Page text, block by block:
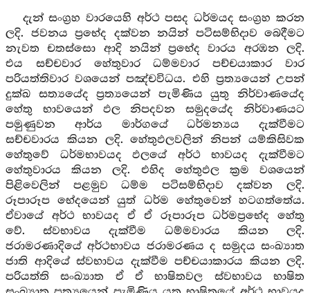
දැන් සංග්‍රහ වාරයෙහි අර්ථ පසද ධර්මයද සංග්‍රහ කරන
ලදි. ජවනය ප්‍රභේද දක්වන නයින් පටිසම්භිදාව බෙදීමට
නැවත චතස්සො ආදි නයින් ප්‍රභේද වාරය අරඹන ලදි.
එය සච්චවාර හේතුවාර ධම්මවාර පච්චයාකාර වාර
පරියත්තිවාර වශයෙන් පඤ්චවිධය. එහි ප්‍රත්‍යයෙන් උපන්
දුක්ඛ සත්‍යයේද ප්‍රත්‍යයෙන් පැමිණිය යුතු නිර්වාණයේද
හේතු භාවයෙන් ඵල නිපදවන සමුදයේද නිර්වාණයට
පමුණුවන ආර්ය මාර්ගයේ ධර්මන්‍යය දැක්වීමට
සච්චවාරය කියන ලදි. හේතුඵලවලින් නිපන් යම්කිසිවක
හේතුවේ ධර්මභාවයද ඵලයේ අර්ථ භාවයද දැක්වීමට
හේතුවාරය කියන ලදි. එහිද හේතුඵල ක්‍රම වශයෙන්
පිළිවෙලින් පළමුව ධම්ම පටිසම්භිදාව දක්වන ලදි.
රූපාරූප භේදයෙන් යුත් ධර්ම හේතුවෙන් හටගත්තේය.
ඒවායේ අර්ථ භාවයද ඒ ඒ රූපාරූප ධර්මප්‍රභේද හේතු
වේ. ස්වභාවය දැක්වීම ධම්මවාරය කියන ලදි.
ජරාමරණාදියේ අර්ථභාවය ජරාමරණය ද සමුදය සංඛ්‍යාත
ජාති ආදියේ ස්වභාවය දැක්වීම පච්චයාකාරය කියන ලදි.
පරියත්ති සංඛ්‍යාත ඒ ඒ භාෂිතවල ස්වභාවය භාෂිත